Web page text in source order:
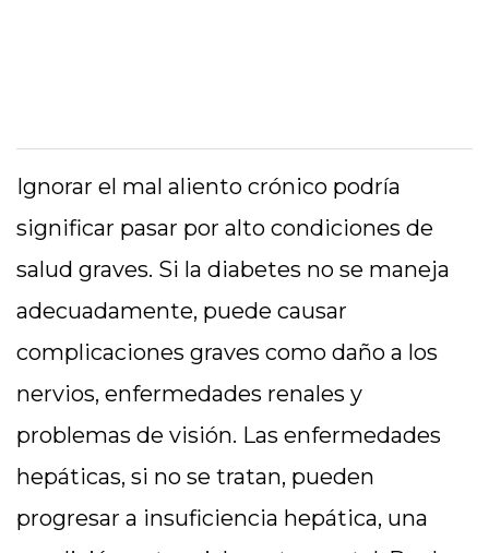
Ignorar el mal aliento crónico podría
significar pasar por alto condiciones de
salud graves. Si la diabetes no se maneja
adecuadamente, puede causar
complicaciones graves como daño a los
nervios, enfermedades renales y
problemas de visión. Las enfermedades
hepáticas, si no se tratan, pueden
progresar a insuficiencia hepática, una